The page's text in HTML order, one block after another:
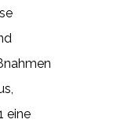
eine